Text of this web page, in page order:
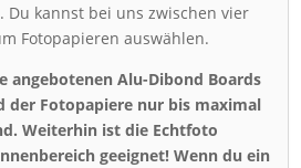
Du kannst bei uns zwischen vier
Fotopapieren auswählen.
angebotenen Alu-Dibond Boards
der Fotopapiere nur bis maximal
Weiterhin ist die Echtfoto
geeignet! Wenn du ein